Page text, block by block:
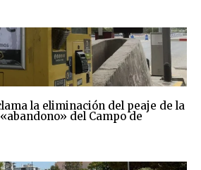
la eliminación del peaje de la
del Campo de